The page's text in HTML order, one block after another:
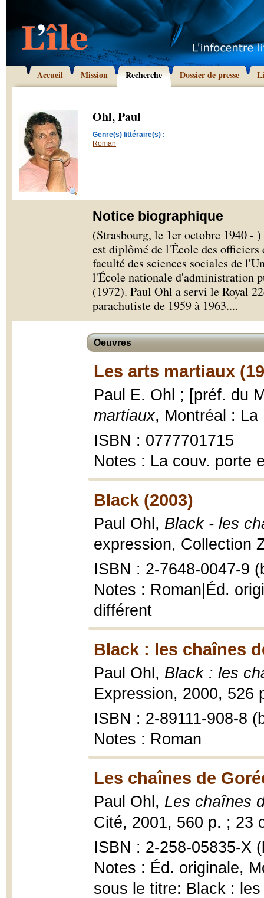
Accueil Mission Recherche Dossier de presse
Ohl, Paul
Genre(s) littéraire(s) :
Roman
Notice biographique
(Strasbourg, le 1er octobre 1940 -
est diplômé de l'École des officiers
faculté des sciences sociales de
l'École nationale d'administration
(1972). Paul Ohl a servi le Royal
parachutiste de 1959 à 1963....
Oeuvres
Les arts martiaux
Paul E. Ohl ; [préf. du
martiaux, Montréal :
ISBN : 0777701715
Notes : La couv. porte
Black (2003)
Paul Ohl, Black - les
expression, Collection
ISBN : 2-7648-0047-9
Notes : Roman|Éd.
différent
Black : les chaînes
Paul Ohl, Black : les
Expression, 2000, 526
ISBN : 2-89111-908-8
Notes : Roman
Les chaînes de
Paul Ohl, Les chaînes
Cité, 2001, 560 p. ; 23
ISBN : 2-258-05835-X
Notes : Éd. originale,
sous le titre: Black :